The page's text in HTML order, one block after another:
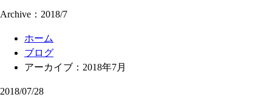
Archive：2018/7
ホーム
ブログ
アーカイブ：2018年7月
2018/07/28